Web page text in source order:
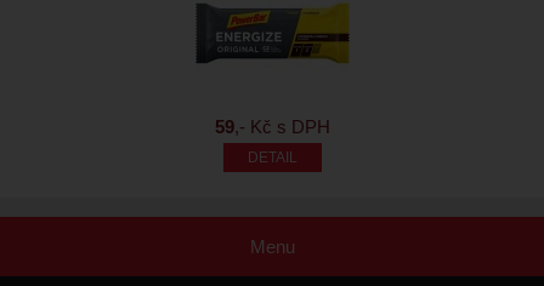
59,- Kč s DPH
Menu